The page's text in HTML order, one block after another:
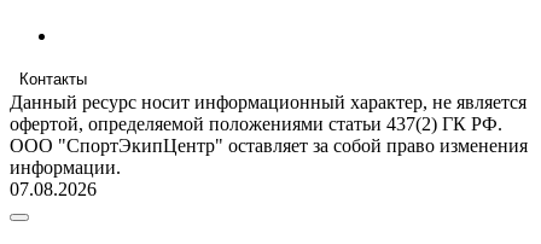
Контакты
Данный ресурс носит информационный характер, не является
офертой, определяемой положениями статьи 437(2) ГК РФ.
ООО "СпортЭкипЦентр" оставляет за собой право изменения
информации.
07.08.2026